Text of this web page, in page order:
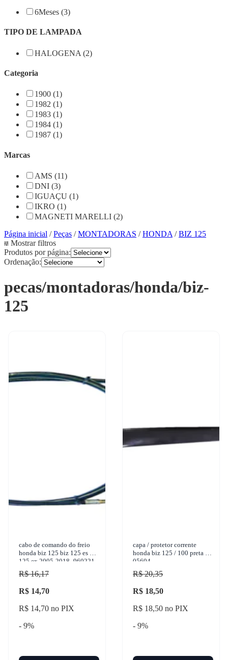
6Meses (3)
TIPO DE LAMPADA
HALOGENA (2)
Categoria
1900 (1)
1982 (1)
1983 (1)
1984 (1)
1987 (1)
Marcas
AMS (11)
DNI (3)
IGUAÇU (1)
IKRO (1)
MAGNETI MARELLI (2)
Página inicial /Peças /MONTADORAS /HONDA /BIZ 125
Mostrar filtros
Produtos por página:
Ordenação:
pecas/montadoras/honda/biz-
125
cabo de comando do freio
honda biz 125 biz 125 es biz
125 ex 2005-2018- 960221
R$ 16,17
R$ 14,70
R$ 14,70 no PIX
- 9%
capa / protetor corrente
honda biz 125 / 100 preta -
05604
R$ 20,35
R$ 18,50
R$ 18,50 no PIX
- 9%